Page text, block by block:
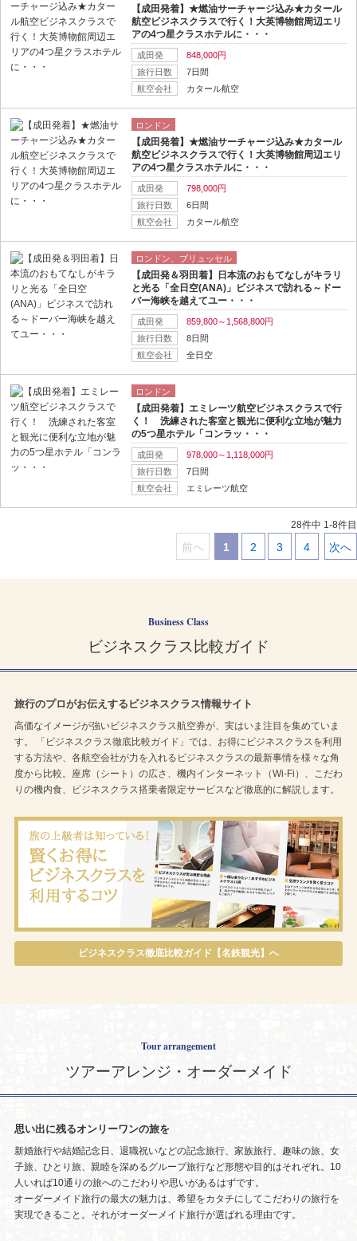
【成田発着】★燃油サーチャージ込み★カタール
航空ビジネスクラスで行く！大英博物館周辺エリ
アの4つ星クラスホテルに・・・
成田発
848,000円
旅行日数
7日間
航空会社
カタール航空
ロンドン
【成田発着】★燃油サーチャージ込み★カタール
航空ビジネスクラスで行く！大英博物館周辺エリ
アの4つ星クラスホテルに・・・
成田発
798,000円
旅行日数
6日間
航空会社
カタール航空
ロンドン、ブリュッセル
【成田発＆羽田着】日本流のおもてなしがキラリ
と光る「全日空(ANA)」ビジネスで訪れる～ドー
バー海峡を越えてユー・・・
成田発
859,800～1,568,800円
旅行日数
8日間
航空会社
全日空
ロンドン
【成田発着】エミレーツ航空ビジネスクラスで行
く！ 洗練された客室と観光に便利な立地が魅力
の5つ星ホテル「コンラッ・・・
成田発
978,000～1,118,000円
旅行日数
7日間
航空会社
エミレーツ航空
28件中 1-8件目
前へ 1 2 3 4 次へ
Business Class
ビジネスクラス比較ガイド
旅行のプロがお伝えするビジネスクラス情報サイト
高価なイメージが強いビジネスクラス航空券が、実はいま注目を集めていま
す。 「ビジネスクラス徹底比較ガイド」では、お得にビジネスクラスを利用
する方法や、各航空会社が力を入れるビジネスクラスの最新事情を様々な角
度から比較。座席（シート）の広さ、機内インターネット（Wi-Fi）、こだわ
りの機内食、ビジネスクラス搭乗者限定サービスなど徹底的に解説します。
ビジネスクラス徹底比較ガイド【名鉄観光】へ
Tour arrangement
ツアーアレンジ・オーダーメイド
思い出に残るオンリーワンの旅を
新婚旅行や結婚記念日、退職祝いなどの記念旅行、家族旅行、趣味の旅、女
子旅、ひとり旅、親睦を深めるグループ旅行など形態や目的はそれぞれ。10
人いれば10通りの旅へのこだわりや思いがあるはずです。
オーダーメイド旅行の最大の魅力は、希望をカタチにしてこだわりの旅行を
実現できること。それがオーダーメイド旅行が選ばれる理由です。